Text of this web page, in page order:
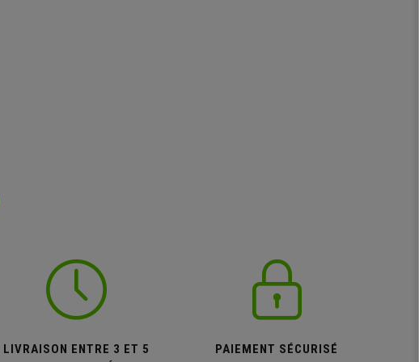
LIVRAISON ENTRE 3 ET 5
PAIEMENT SÉCURISÉ